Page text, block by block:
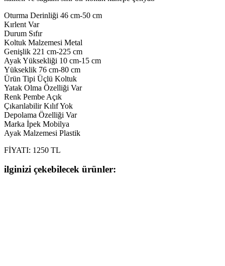
Oturma Derinliği 46 cm-50 cm
Kırlent Var
Durum Sıfır
Koltuk Malzemesi Metal
Genişlik 221 cm-225 cm
Ayak Yüksekliği 10 cm-15 cm
Yükseklik 76 cm-80 cm
Ürün Tipi Üçlü Koltuk
Yatak Olma Özelliği Var
Renk Pembe Açık
Çıkarılabilir Kılıf Yok
Depolama Özelliği Var
Marka İpek Mobilya
Ayak Malzemesi Plastik
FİYATI: 1250 TL
ilginizi çekebilecek ürünler: